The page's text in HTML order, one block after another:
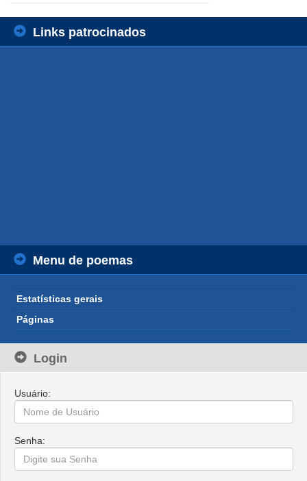
Links patrocinados
Menu de poemas
Estatísticas gerais
Páginas
Login
Usuário:
Senha: